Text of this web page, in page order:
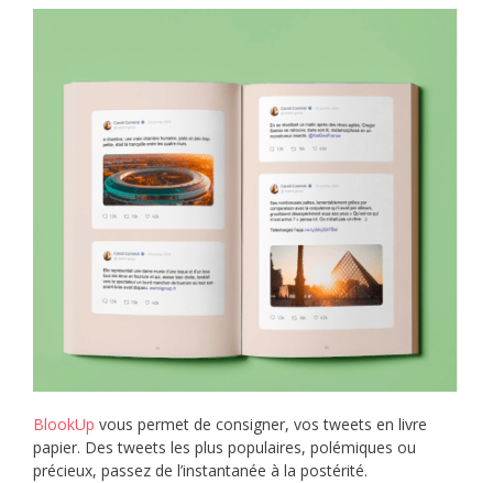
BlookUp vous permet de consigner, vos tweets en livre
papier. Des tweets les plus populaires, polémiques ou
précieux, passez de l’instantanée à la postérité.